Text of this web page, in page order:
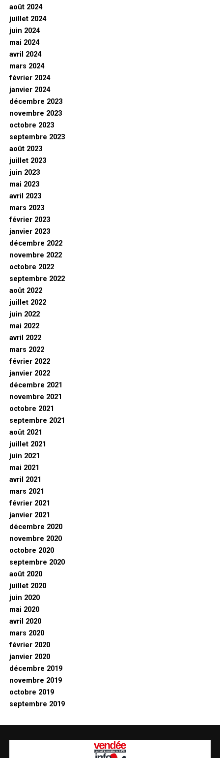
août 2024
juillet 2024
juin 2024
mai 2024
avril 2024
mars 2024
février 2024
janvier 2024
décembre 2023
novembre 2023
octobre 2023
septembre 2023
août 2023
juillet 2023
juin 2023
mai 2023
avril 2023
mars 2023
février 2023
janvier 2023
décembre 2022
novembre 2022
octobre 2022
septembre 2022
août 2022
juillet 2022
juin 2022
mai 2022
avril 2022
mars 2022
février 2022
janvier 2022
décembre 2021
novembre 2021
octobre 2021
septembre 2021
août 2021
juillet 2021
juin 2021
mai 2021
avril 2021
mars 2021
février 2021
janvier 2021
décembre 2020
novembre 2020
octobre 2020
septembre 2020
août 2020
juillet 2020
juin 2020
mai 2020
avril 2020
mars 2020
février 2020
janvier 2020
décembre 2019
novembre 2019
octobre 2019
septembre 2019